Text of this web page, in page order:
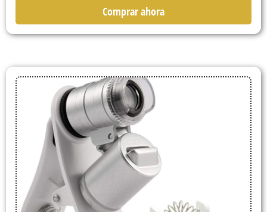
Comprar ahora